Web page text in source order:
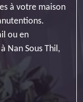
à votre maison
ou en
Nan Sous Thil,